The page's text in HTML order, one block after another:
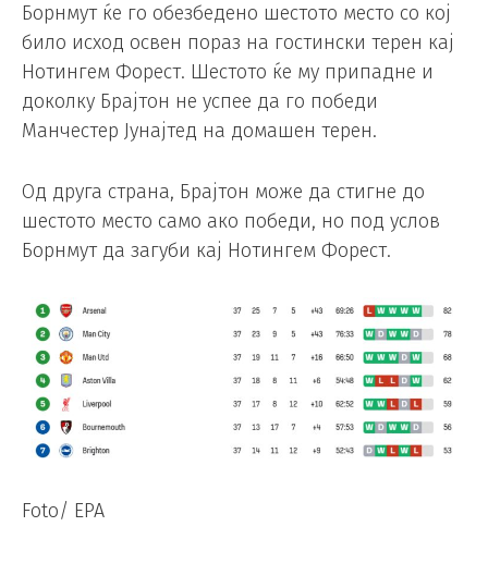
Борнмут ќе го обезбедено шестото место со кој
било исход освен пораз на гостински терен кај
Нотингем Форест. Шестото ќе му припадне и
доколку Брајтон не успее да го победи
Манчестер Јунајтед на домашен терен.
Од друга страна, Брајтон може да стигне до
шестото место само ако победи, но под услов
Борнмут да загуби кај Нотингем Форест.
Foto/ EPA